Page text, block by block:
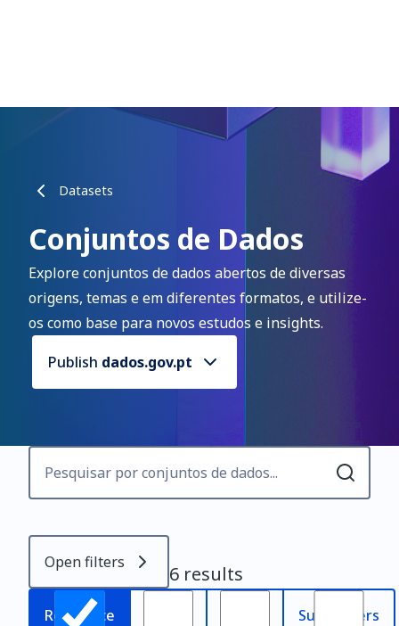
Datasets
Conjuntos de Dados
Explore conjuntos de dados abertos de diversas
origens, temas e em diferentes formatos, e utilize-
os como base para novos estudos e insights.
Publish dados.gov.pt
Open filters 6 results
Relevance Subscribers